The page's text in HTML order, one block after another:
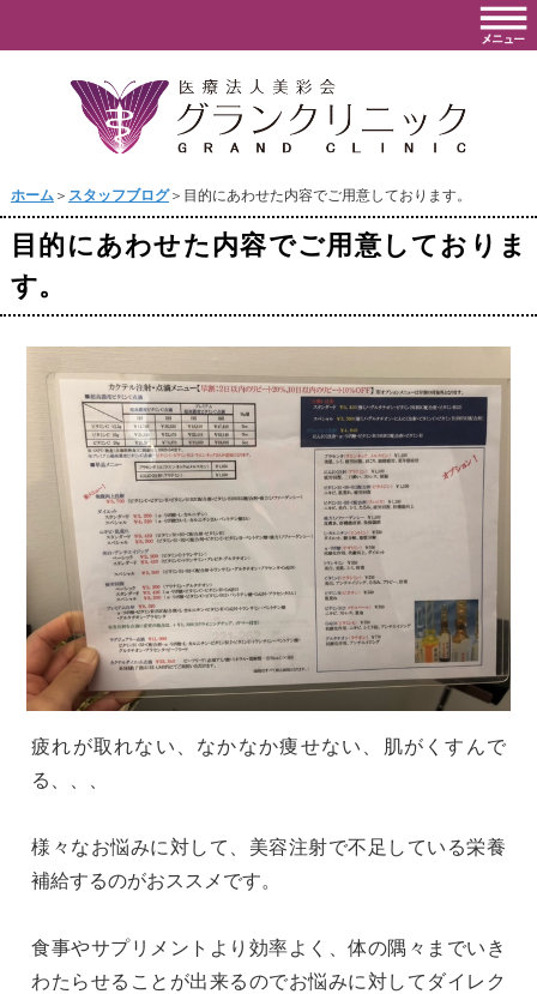
ホーム＞ スタッフブログ＞目的にあわせた内容でご用意しております。
目的にあわせた内容でご用意しておりま
す。
疲れが取れない、なかなか痩せない、肌がくすんで
る、、、
様々なお悩みに対して、美容注射で不足している栄養
補給するのがおススメです。
食事やサプリメントより効率よく、体の隅々までいき
わたらせることが出来るのでお悩みに対してダイレク